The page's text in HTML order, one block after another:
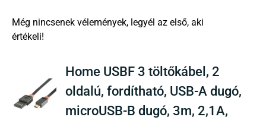
Home USBF 3 töltőkábel, 2
oldalú, fordítható, USB-A dugó,
microUSB-B dugó, 3m, 2,1A,